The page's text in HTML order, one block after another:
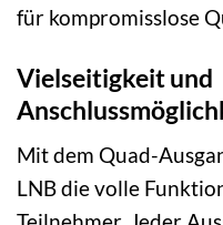
für kompromisslose
Vielseitigkeit und
Mit dem Quad-
LNB die volle